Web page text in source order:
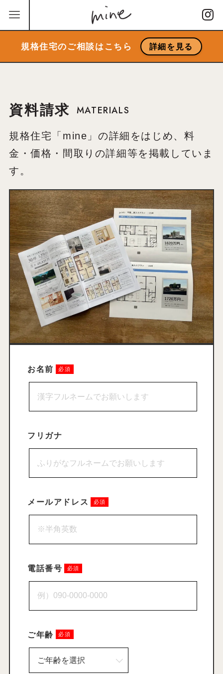
規格住宅のご相談はこちら 詳細を見る
資料請求 MATERIALS
規格住宅「mine」の詳細をはじめ、料
金・価格・間取りの詳細等を掲載していま
す。
お名前
フリガナ
メールアドレス
電話番号
ご年齢